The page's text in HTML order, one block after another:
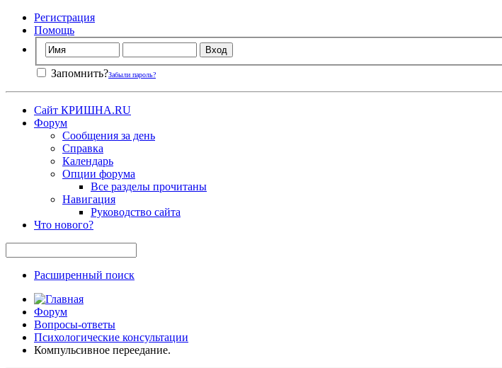
Регистрация
Помощь
Запомнить?Забыли пароль?
Сайт КРИШНА.RU
Форум
Сообщения за день
Справка
Календарь
Опции форума
Все разделы прочитаны
Навигация
Руководство сайта
Что нового?
Расширенный поиск
Форум
Вопросы-ответы
Психологические консультации
Компульсивное переедание.